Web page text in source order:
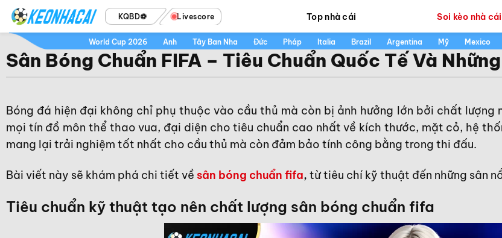
Bỏ
qua
dung
KQBD Livescore Top nhà cái Soi kèo nhà cái
World Cup 2026 Anh Tây Ban Nha Đức Pháp Italia Brazil Argentina Mỹ Mexico
Sân Bóng Chuẩn FIFA – Tiêu Chuẩn Quốc Tế Và
Bóng đá hiện đại không chỉ phụ thuộc vào cầu thủ mà còn bị ảnh hưởng lớn bởi chất lượng
mọi tín đồ môn thể thao vua, đại diện cho tiêu chuẩn cao nhất về kích thước, mặt cỏ, hệ
mang lại trải nghiệm tốt nhất cho cầu thủ mà còn đảm bảo tính công bằng trong thi đấu.
Bài viết này sẽ khám phá chi tiết về sân bóng chuẩn fifa, từ tiêu chí kỹ thuật đến những sân
Tiêu chuẩn kỹ thuật tạo nên chất lượng sân bóng chuẩn fifa